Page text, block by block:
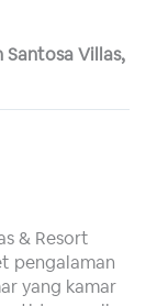
Villas,
& Resort
pengalaman
yang kamar